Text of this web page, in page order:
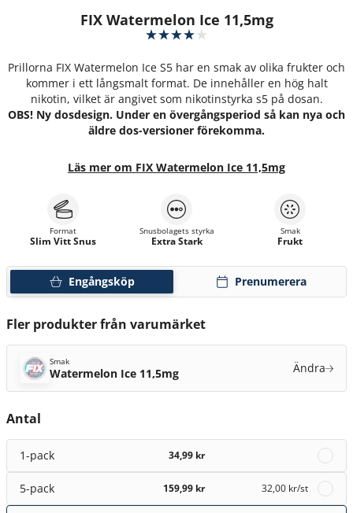
FIX Watermelon Ice 11,5mg
Prillorna FIX Watermelon Ice S5 har en smak av olika frukter och
kommer i ett långsmalt format. De innehåller en hög halt
nikotin, vilket är angivet som nikotinstyrka s5 på dosan.
OBS! Ny dosdesign. Under en övergångsperiod så kan nya och
äldre dos-versioner förekomma.
Läs mer om FIX Watermelon Ice 11,5mg
Engångsköp Prenumerera
Format
Slim Vitt Snus
Snusbolagets styrka
Extra Stark
Smak
Frukt
Fler produkter från varumärket
Smak
Watermelon Ice 11,5mg Ändra
Antal
1-pack 34,99 kr
5-pack 159,99 kr 32,00 kr/st